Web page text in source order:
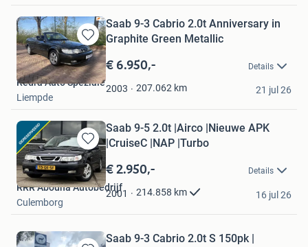
Bewaren
in
Mijn
Favorieten
Saab 9-3 Cabrio 2.0t Anniversary in
Graphite Green Metallic
€ 6.950,- Details
2003 207.062 km
Redra Auto Speziale
Liempde
21 jul 26
Bewaren
in
Mijn
Favorieten
Saab 9-5 2.0t |Airco |Nieuwe APK
|CruiseC |NAP |Turbo
€ 2.950,- Details
2001 214.858 km
RRR Abouna Autobedrijf
Culemborg
16 jul 26
Saab 9-3 Cabrio 2.0t S 150pk |